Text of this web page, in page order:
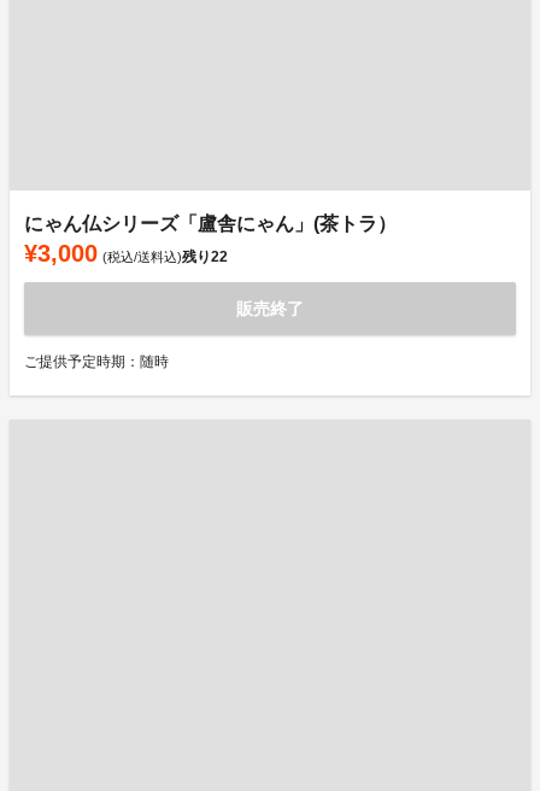
にゃん仏シリーズ「盧舎にゃん」(茶トラ）
¥3,000 (税込/送料込)残り22
販売終了
ご提供予定時期：随時